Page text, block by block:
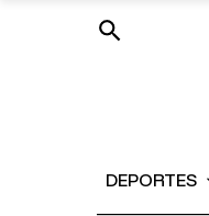
DEPORTES